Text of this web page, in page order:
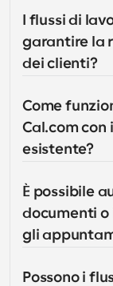
I flussi di
garantire la
dei clienti?
Come
Cal.com
esistente?
È possibile
documenti o
gli
Possono i